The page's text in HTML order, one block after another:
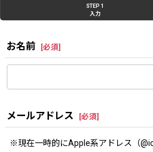
STEP 1
入力
お名前 [必須]
メールアドレス [必須]
※現在一時的にApple系アドレス（